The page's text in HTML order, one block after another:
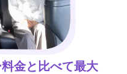
金と比べて最大